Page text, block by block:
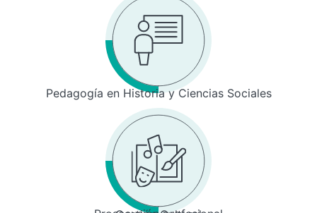
Pedagogía en Historia y Ciencias Sociales